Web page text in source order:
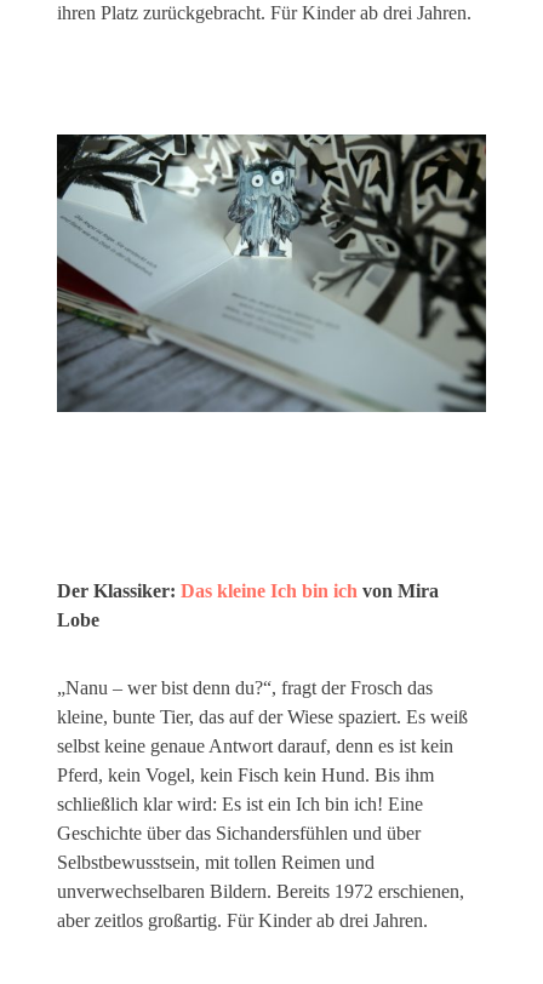
ihren Platz zurückgebracht. Für Kinder ab drei Jahren.
Der Klassiker:Das kleine Ich bin ich von Mira
Lobe
„Nanu – wer bist denn du?“, fragt der Frosch das
kleine, bunte Tier, das auf der Wiese spaziert. Es weiß
selbst keine genaue Antwort darauf, denn es ist kein
Pferd, kein Vogel, kein Fisch kein Hund. Bis ihm
schließlich klar wird: Es ist ein Ich bin ich! Eine
Geschichte über das Sichandersfühlen und über
Selbstbewusstsein, mit tollen Reimen und
unverwechselbaren Bildern. Bereits 1972 erschienen,
aber zeitlos großartig. Für Kinder ab drei Jahren.